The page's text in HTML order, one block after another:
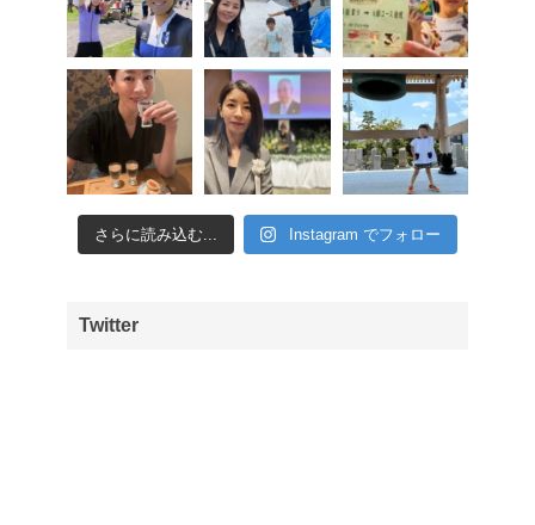
さらに読み込む... Instagram でフォロー
Twitter